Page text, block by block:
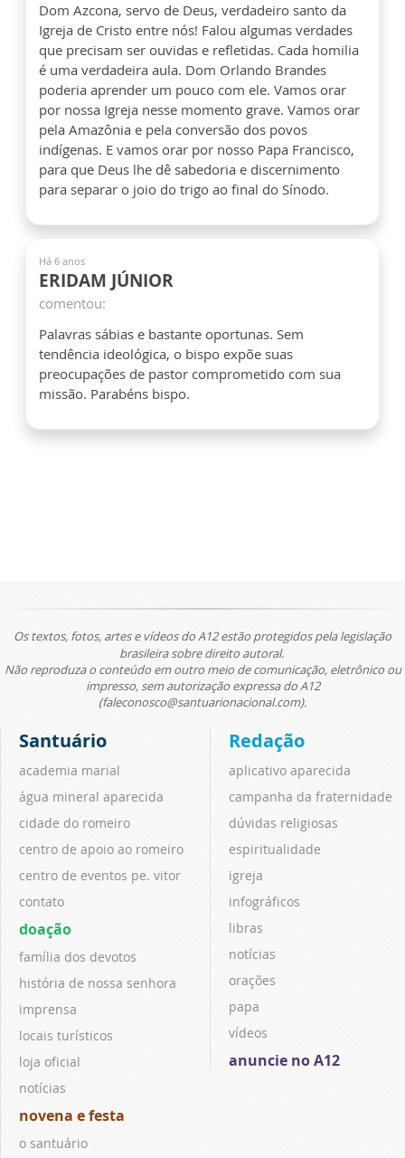
Dom Azcona, servo de Deus, verdadeiro santo da
Igreja de Cristo entre nós! Falou algumas verdades
que precisam ser ouvidas e refletidas. Cada homilia
é uma verdadeira aula. Dom Orlando Brandes
poderia aprender um pouco com ele. Vamos orar
por nossa Igreja nesse momento grave. Vamos orar
pela Amazônia e pela conversão dos povos
indígenas. E vamos orar por nosso Papa Francisco,
para que Deus lhe dê sabedoria e discernimento
para separar o joio do trigo ao final do Sínodo.
Há 6 anos
ERIDAM JÚNIOR
comentou:
Palavras sábias e bastante oportunas. Sem
tendência ideológica, o bispo expõe suas
preocupações de pastor comprometido com sua
missão. Parabéns bispo.
Os textos, fotos, artes e vídeos do A12 estão protegidos pela legislação
brasileira sobre direito autoral.
Não reproduza o conteúdo em outro meio de comunicação, eletrônico ou
impresso, sem autorização expressa do A12
(faleconosco@santuarionacional.com).
Santuário
academia marial
água mineral aparecida
cidade do romeiro
centro de apoio ao romeiro
centro de eventos pe. vitor
contato
doação
família dos devotos
história de nossa senhora
imprensa
locais turísticos
loja oficial
notícias
novena e festa
o santuário
Redação
aplicativo aparecida
campanha da fraternidade
dúvidas religiosas
espiritualidade
igreja
infográficos
libras
notícias
orações
papa
vídeos
anuncie no A12